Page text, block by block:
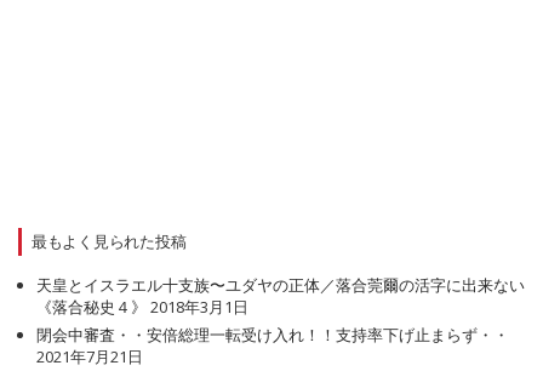
最もよく見られた投稿
天皇とイスラエル十支族〜ユダヤの正体／落合莞爾の活字に出来ない
《落合秘史４》 2018年3月1日
閉会中審査・・安倍総理一転受け入れ！！支持率下げ止まらず・・
2021年7月21日